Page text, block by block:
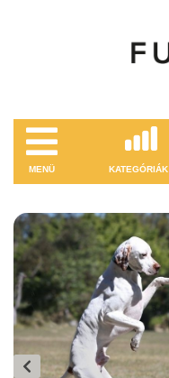
MENÜ KATEGÓRIÁK